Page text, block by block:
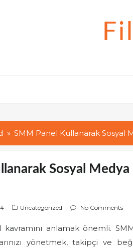
SMM Panel Kullanarak Sosyal
Sosyal Medya
Uncategorized No Comments
anlamak önemli.
yönetmek, takipçi ve